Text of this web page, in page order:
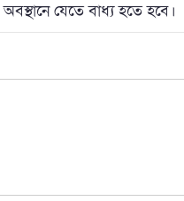
অবস্থানে যেতে বাধ্য হতে হবে।